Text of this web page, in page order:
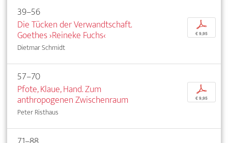
39–56
Die Tücken der Verwandtschaft.
Goethes ›Reineke Fuchs‹
Dietmar Schmidt
p
€ 9,95
57–70
Pfote, Klaue, Hand. Zum
anthropogenen Zwischenraum
Peter Risthaus
p
€ 9,95